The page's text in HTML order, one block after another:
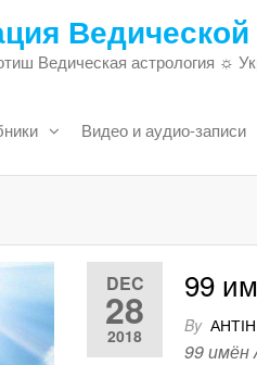
Ведическая астрология ☼
Видео и аудио-записи
DEC
28
2018
99
By
99 имён